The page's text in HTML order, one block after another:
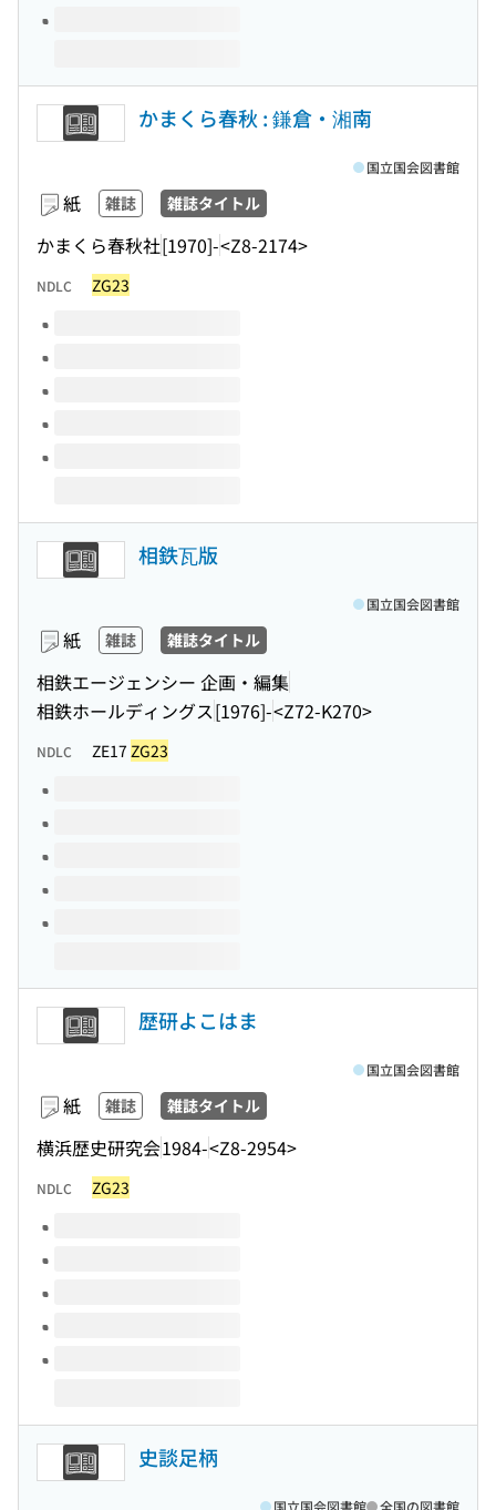
かまくら春秋 : 鎌倉・湘南
紙 雑誌 雑誌タイトル
かまくら春秋社[1970]-<Z8-2174>
国立国会図書館
NDLC ZG23
このタイトルの巻号
相鉄瓦版
紙 雑誌 雑誌タイトル
相鉄エージェンシー 企画・編集
相鉄ホールディングス[1976]-<Z72-K270>
国立国会図書館
NDLC ZE17 ZG23
このタイトルの巻号
歴研よこはま
紙 雑誌 雑誌タイトル
横浜歴史研究会1984-<Z8-2954>
国立国会図書館
NDLC ZG23
このタイトルの巻号
史談足柄
国立国会図書館 全国の図書館